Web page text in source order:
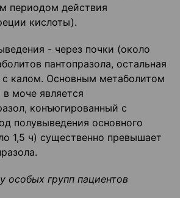
периодом действия
кислоты).
- через почки (около
пантопразола, остальная
с калом. Основным метаболитом
моче является
конъюгированный с
полувыведения основного
1,5 ч) существенно превышает
особых групп пациентов